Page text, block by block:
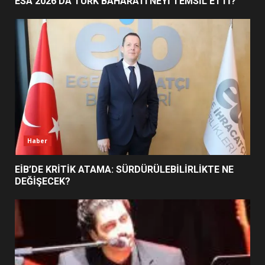
5
UZATILDI: NE DEĞİŞTİ?
6
BURHANİYE SATRANÇ
TURNUVASI KAYITLARI NEYİ
DEĞİŞTİRİYOR?
BURHANİYE BELEDİYESPOR’DA
YENİ YÖNETİM NASIL
Haber
EİB’DE KRİTİK ATAMA: SÜRDÜRÜLEBİLİRLİKTE NE
DEĞİŞECEK?